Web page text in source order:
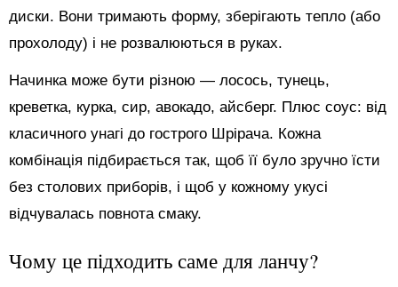
диски. Вони тримають форму, зберігають тепло (або
прохолоду) і не розвалюються в руках.
Начинка може бути різною — лосось, тунець,
креветка, курка, сир, авокадо, айсберг. Плюс соус: від
класичного унагі до гострого Шрірача. Кожна
комбінація підбирається так, щоб її було зручно їсти
без столових приборів, і щоб у кожному укусі
відчувалась повнота смаку.
Чому це підходить саме для ланчу?